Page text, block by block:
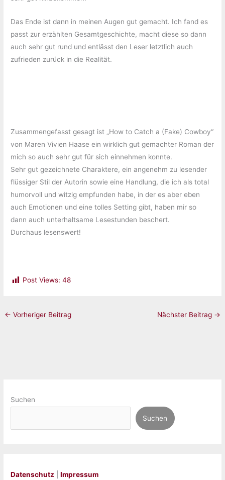
Das Ende ist dann in meinen Augen gut gemacht. Ich fand es
passt zur erzählten Gesamtgeschichte, macht diese so dann
auch sehr gut rund und entlässt den Leser letztlich auch
zufrieden zurück in die Realität.
Zusammengefasst gesagt ist „How to Catch a (Fake) Cowboy“
von Maren Vivien Haase ein wirklich gut gemachter Roman der
mich so auch sehr gut für sich einnehmen konnte.
Sehr gut gezeichnete Charaktere, ein angenehm zu lesender
flüssiger Stil der Autorin sowie eine Handlung, die ich als total
humorvoll und witzig empfunden habe, in der es aber eben
auch Emotionen und eine tolles Setting gibt, haben mir so
dann auch unterhaltsame Lesestunden beschert.
Durchaus lesenswert!
Post Views: 48
← Vorheriger Beitrag Nächster Beitrag →
Suchen
Suchen
Datenschutz |Impressum